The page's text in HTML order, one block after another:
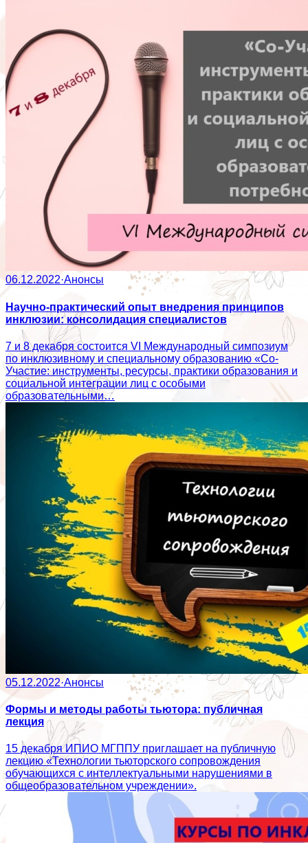
06.12.2022·Анонсы
Научно-практический опыт внедрения принципов
инклюзии: консолидация специалистов
7 и 8 декабря состоится VI Международный симпозиум
по инклюзивному и специальному образованию «Со-
Участие: инструменты, ресурсы, практики образования и
социальной интеграции лиц с особыми
образовательными…
05.12.2022·Анонсы
Формы и методы работы тьютора: публичная
лекция
15 декабря ИПИО МГППУ приглашает на публичную
лекцию «Технологии тьюторского сопровождения
обучающихся с интеллектуальными нарушениями в
общеобразовательном учреждении».